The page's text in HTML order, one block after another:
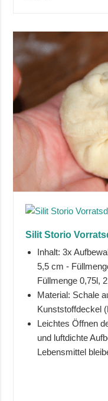
Silit Storio
Inhalt: 3x
5,5 cm -
Füllmenge 0,75l,
Material: Schale
Kunststoffdeckel
Leichtes Öffnen
und luftdichte
Lebensmittel